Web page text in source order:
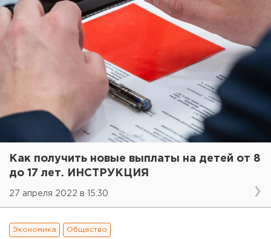
Как получить новые выплаты на детей от 8
до 17 лет. ИНСТРУКЦИЯ
27 апреля 2022 в 15:30
Экономика Общество